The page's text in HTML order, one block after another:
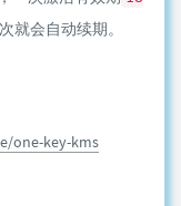
就会自动续期。
one-key-kms